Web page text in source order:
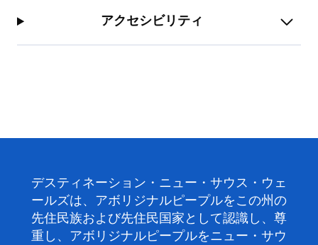
アクセシビリティ
デスティネーション・ニュー・サウス・ウェ
ールズは、アボリジナルピープルをこの州の
先住民族および先住民国家として認識し、尊
重し、アボリジナルピープルをニュー・サウ